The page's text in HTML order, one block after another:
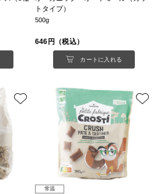
トタイプ）
500g
646円（税込）
カートに入れる
常温